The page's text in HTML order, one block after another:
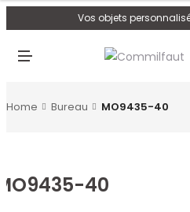
Vos objets
U
Home Bureau MO9435-40
40